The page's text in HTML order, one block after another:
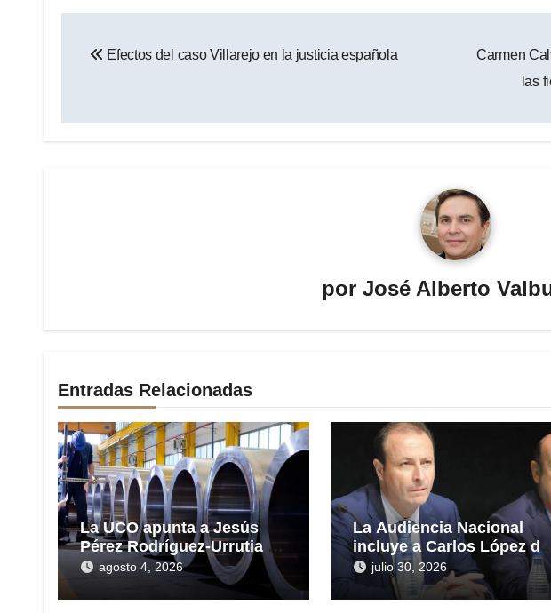
de
Efectos del caso Villarejo en la justicia española
Carmen
las
por José Alberto
Entradas Relacionadas
La UCO apunta a Jesús
Pérez Rodríguez-Urrutia en
la gestión del rescate de
Tubos Reunidos
agosto 4, 2026
La Audiencia Nacional
incluye a Carlos López de
las Heras en la causa por
presuntas irregularidades
en el rescate de 112,8
julio 30, 2026